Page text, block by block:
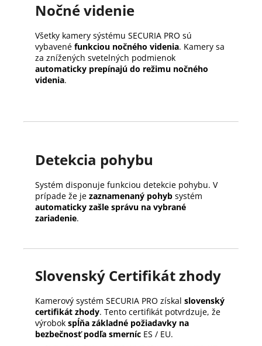
Nočné videnie
Všetky kamery sýstému SECURIA PRO sú
vybavené funkciou nočného videnia. Kamery sa
za znížených svetelných podmienok
automaticky prepínajú do režimu nočného
videnia.
Detekcia pohybu
Systém disponuje funkciou detekcie pohybu. V
prípade že je zaznamenaný pohyb systém
automaticky zašle správu na vybrané
zariadenie.
Slovenský Certifikát zhody
Kamerový systém SECURIA PRO získal slovenský
certifikát zhody. Tento certifikát potvrdzuje, že
výrobok spĺňa základné požiadavky na
bezbečnosť podľa smerníc ES / EU.